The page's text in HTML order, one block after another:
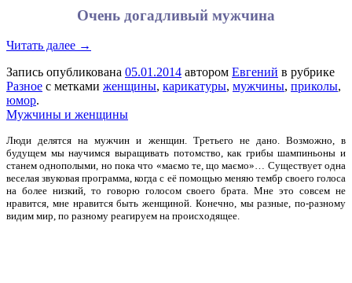
Очень догадливый мужчина
Читать далее →
Запись опубликована 05.01.2014 автором Евгений в рубрике
Разное с метками женщины, карикатуры, мужчины, приколы,
юмор.
Мужчины и женщины
Люди делятся на мужчин и женщин. Третьего не дано. Возможно, в
будущем мы научимся выращивать потомство, как грибы шампиньоны и
станем однополыми, но пока что «маємо те, що маємо»… Существует одна
веселая звуковая программа, когда с её помощью меняю тембр своего голоса
на более низкий, то говорю голосом своего брата. Мне это совсем не
нравится, мне нравится быть женщиной. Конечно, мы разные, по-разному
видим мир, по разному реагируем на происходящее.